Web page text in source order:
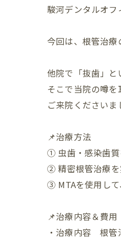
駿河デンタルオフ
今回は、根管治
他院で「抜歯」と
そこで当院の噂を
ご来院くださいま
📌治療方法
① 虫歯・感染歯
② 精密根管治療
③ MTAを使用し
📌治療内容＆費用
・治療内容 根管